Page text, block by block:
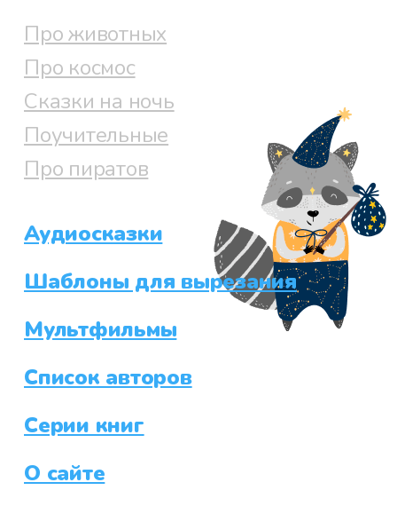
Про животных
Про космос
Сказки на ночь
Поучительные
Про пиратов
Аудиосказки
Шаблоны для вырезания
Мультфильмы
Список авторов
Серии книг
О сайте